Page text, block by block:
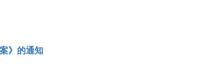
》的通知